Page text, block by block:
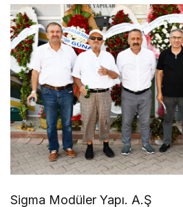
Sigma Modüler Yapı. A.Ş